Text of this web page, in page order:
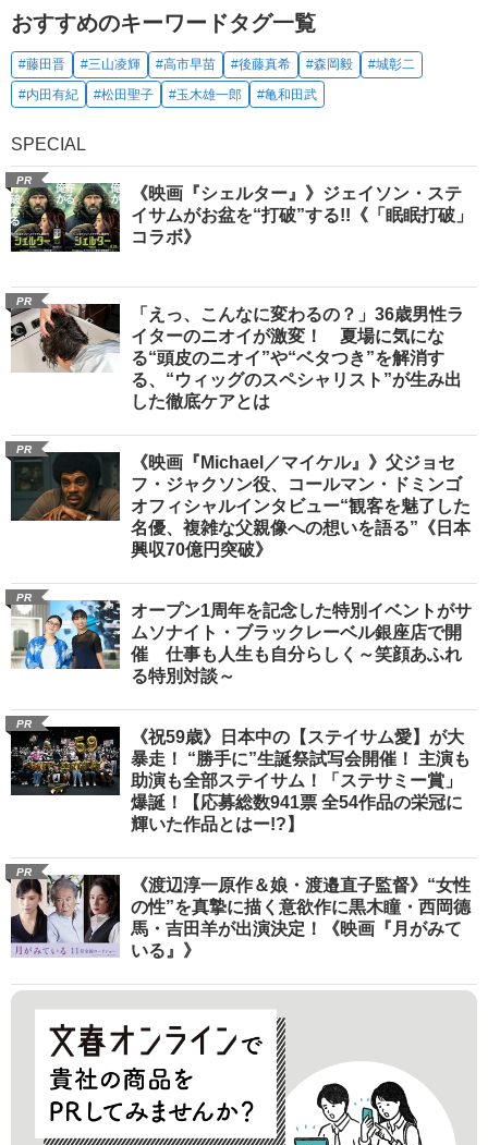
おすすめのキーワードタグ一覧
#藤田晋 #三山凌輝 #高市早苗 #後藤真希 #森岡毅
#城彰二
#内田有紀
#松田聖子 #玉木雄一郎 #亀和田武
SPECIAL
PR
《映画『シェルター』》ジェイソン・ステ
イサムがお盆を“打破”する!!《「眠眠打破」
コラボ》
PR
「えっ、こんなに変わるの？」36歳男性ラ
イターのニオイが激変！ 夏場に気にな
る“頭皮のニオイ”や“ベタつき”を解消す
る、“ウィッグのスペシャリスト”が生み出
した徹底ケアとは
PR
《映画『Michael／マイケル』》父ジョセ
フ・ジャクソン役、コールマン・ドミンゴ
オフィシャルインタビュー“観客を魅了した
名優、複雑な父親像への想いを語る”《日本
興収70億円突破》
PR
オープン1周年を記念した特別イベントがサ
ムソナイト・ブラックレーベル銀座店で開
催 仕事も人生も自分らしく～笑顔あふれ
る特別対談～
PR
《祝59歳》日本中の【ステイサム愛】が大
暴走！ “勝手に”生誕祭試写会開催！ 主演も
助演も全部ステイサム！「ステサミー賞」
爆誕！【応募総数941票 全54作品の栄冠に
輝いた作品とはー!?】
PR
《渡辺淳一原作＆娘・渡邉直子監督》“女性
の性”を真摯に描く意欲作に黒木瞳・西岡德
馬・吉田羊が出演決定！《映画『月がみて
いる』》